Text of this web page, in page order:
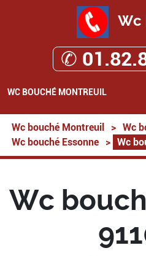
Wc
✆
WC BOUCHÉ MONTREUIL
Wc bouché Montreuil > Wc
Wc bouché Essonne
> Wc
Wc